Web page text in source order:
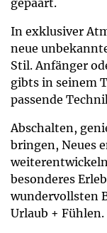
In exklusiver
neue
Stil. Anfänger
gibts in seinem
passende
Abschalten,
bringen, Neues
besonderes
wundervollsten
Urlaub + Fühlen.